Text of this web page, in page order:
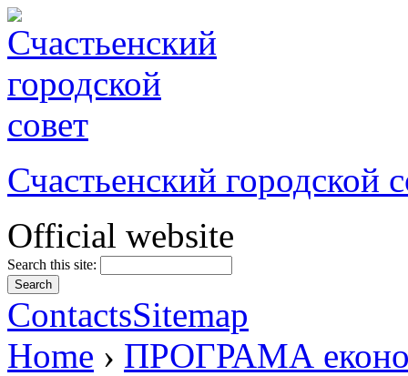
Счастьенский городской
Official website
Search this site:
ContactsSitemap
Home › ПРОГРАМА